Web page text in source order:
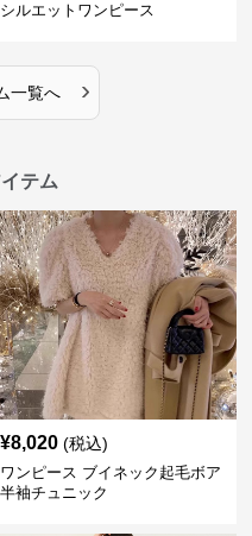
シルエットワンピース
一覧へ ›
テム
¥8,020 (税込)
ワンピース ブイネック起毛ボア
半袖チュニック